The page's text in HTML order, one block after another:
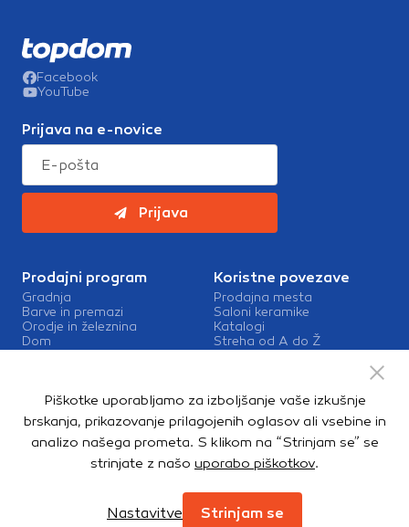
Facebook
YouTube
Prijava na e-novice
Prijava
Prodajni program
Gradnja
Barve in premazi
Orodje in železnina
Dom
Koristne povezave
Prodajna mesta
Saloni keramike
Katalogi
Streha od A do Ž
Storitve
Izris kopalnic
Mešalnice barv
Piškotke uporabljamo za izboljšanje vaše izkušnje
brskanja, prikazovanje prilagojenih oglasov ali vsebine in
analizo našega prometa. S klikom na “Strinjam se” se
strinjate z našo uporabo piškotkov.
Nastavitve Strinjam se